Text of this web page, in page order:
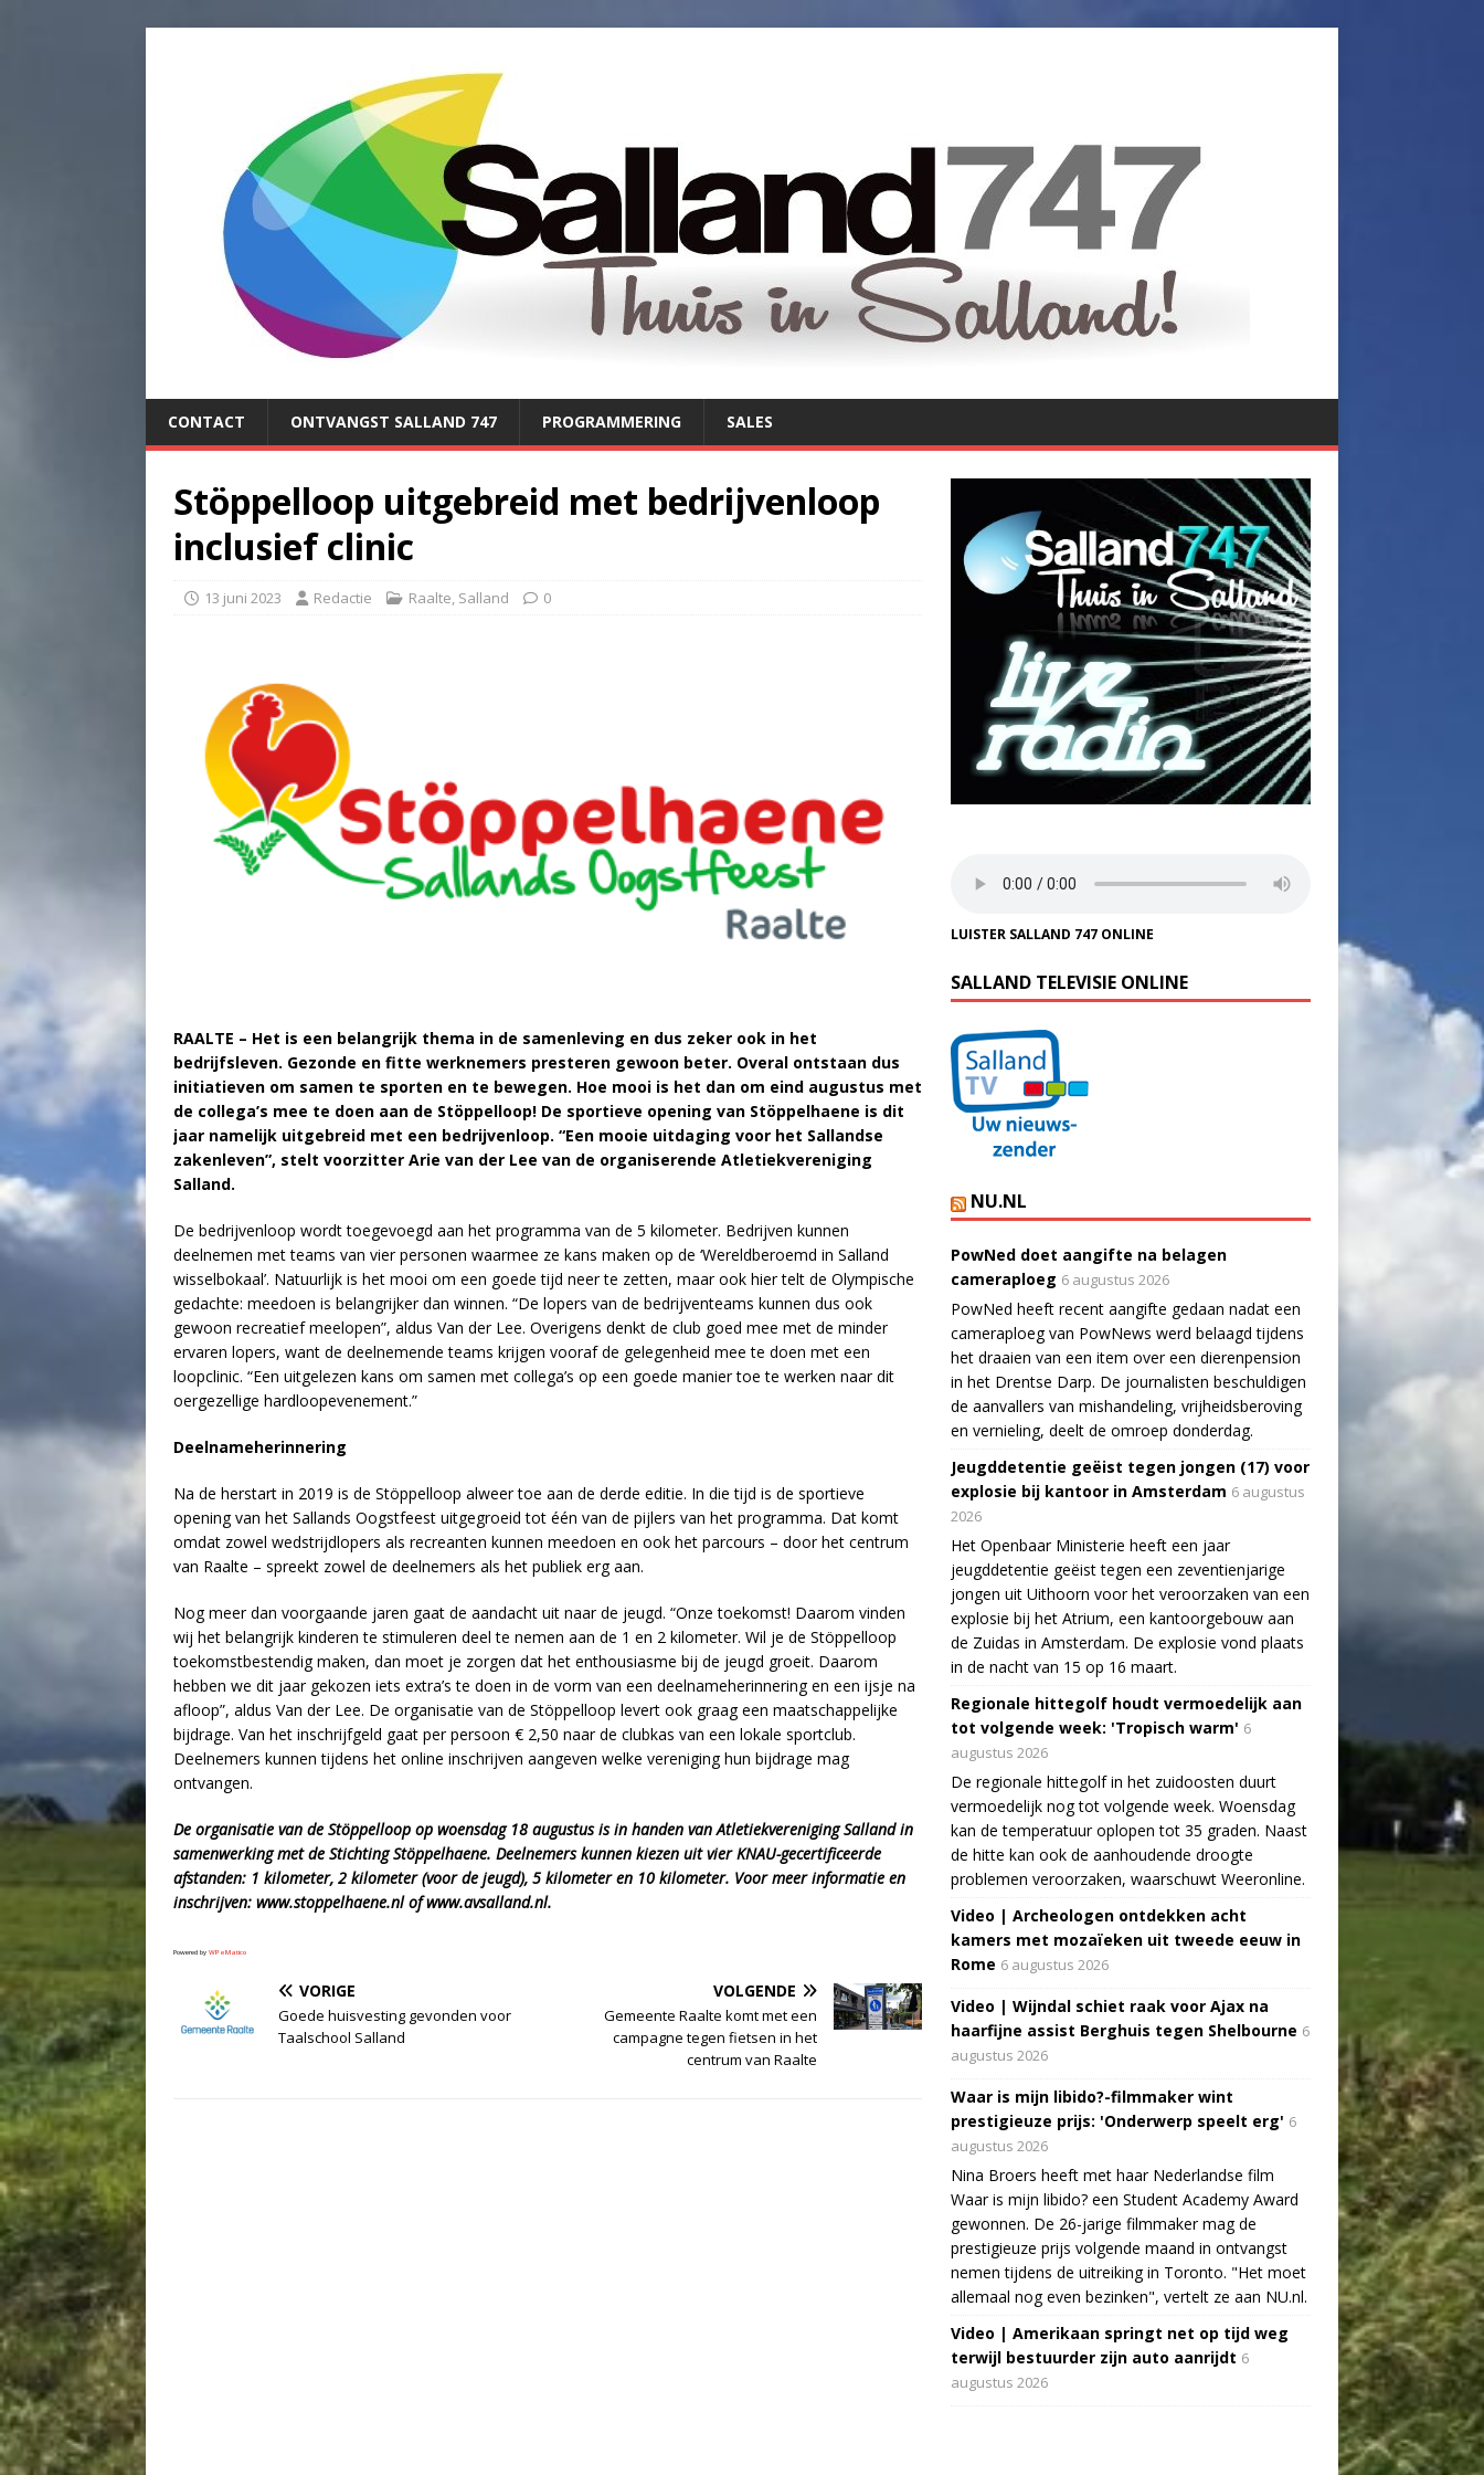
CONTACT ONTVANGST SALLAND 747 PROGRAMMERING SALES
Stöppelloop uitgebreid met bedrijvenloop
inclusief clinic
13 juni 2023 Redactie Raalte, Salland 0
RAALTE – Het is een belangrijk thema in de samenleving en dus zeker ook in het
bedrijfsleven. Gezonde en fitte werknemers presteren gewoon beter. Overal ontstaan dus
initiatieven om samen te sporten en te bewegen. Hoe mooi is het dan om eind augustus met
de collega’s mee te doen aan de Stöppelloop! De sportieve opening van Stöppelhaene is dit
jaar namelijk uitgebreid met een bedrijvenloop. “Een mooie uitdaging voor het Sallandse
zakenleven”, stelt voorzitter Arie van der Lee van de organiserende Atletiekvereniging
Salland.
De bedrijvenloop wordt toegevoegd aan het programma van de 5 kilometer. Bedrijven kunnen
deelnemen met teams van vier personen waarmee ze kans maken op de ‘Wereldberoemd in Salland
wisselbokaal’. Natuurlijk is het mooi om een goede tijd neer te zetten, maar ook hier telt de Olympische
gedachte: meedoen is belangrijker dan winnen. “De lopers van de bedrijventeams kunnen dus ook
gewoon recreatief meelopen”, aldus Van der Lee. Overigens denkt de club goed mee met de minder
ervaren lopers, want de deelnemende teams krijgen vooraf de gelegenheid mee te doen met een
loopclinic. “Een uitgelezen kans om samen met collega’s op een goede manier toe te werken naar dit
oergezellige hardloopevenement.”
Deelnameherinnering
Na de herstart in 2019 is de Stöppelloop alweer toe aan de derde editie. In die tijd is de sportieve
opening van het Sallands Oogstfeest uitgegroeid tot één van de pijlers van het programma. Dat komt
omdat zowel wedstrijdlopers als recreanten kunnen meedoen en ook het parcours – door het centrum
van Raalte – spreekt zowel de deelnemers als het publiek erg aan.
Nog meer dan voorgaande jaren gaat de aandacht uit naar de jeugd. “Onze toekomst! Daarom vinden
wij het belangrijk kinderen te stimuleren deel te nemen aan de 1 en 2 kilometer. Wil je de Stöppelloop
toekomstbestendig maken, dan moet je zorgen dat het enthousiasme bij de jeugd groeit. Daarom
hebben we dit jaar gekozen iets extra’s te doen in de vorm van een deelnameherinnering en een ijsje na
afloop”, aldus Van der Lee. De organisatie van de Stöppelloop levert ook graag een maatschappelijke
bijdrage. Van het inschrijfgeld gaat per persoon € 2,50 naar de clubkas van een lokale sportclub.
Deelnemers kunnen tijdens het online inschrijven aangeven welke vereniging hun bijdrage mag
ontvangen.
De organisatie van de Stöppelloop op woensdag 18 augustus is in handen van Atletiekvereniging Salland in
samenwerking met de Stichting Stöppelhaene. Deelnemers kunnen kiezen uit vier KNAU-gecertificeerde
afstanden: 1 kilometer, 2 kilometer (voor de jeugd), 5 kilometer en 10 kilometer. Voor meer informatie en
inschrijven: www.stoppelhaene.nl of www.avsalland.nl.
Powered by WPeMatico
VORIGE
Goede huisvesting gevonden voor
Taalschool Salland
VOLGENDE
Gemeente Raalte komt met een
campagne tegen fietsen in het
centrum van Raalte
LUISTER SALLAND 747 ONLINE
SALLAND TELEVISIE ONLINE
NU.NL
PowNed doet aangifte na belagen
cameraploeg 6 augustus 2026
PowNed heeft recent aangifte gedaan nadat een
cameraploeg van PowNews werd belaagd tijdens
het draaien van een item over een dierenpension
in het Drentse Darp. De journalisten beschuldigen
de aanvallers van mishandeling, vrijheidsberoving
en vernieling, deelt de omroep donderdag.
Jeugddetentie geëist tegen jongen (17) voor
explosie bij kantoor in Amsterdam 6 augustus
2026
Het Openbaar Ministerie heeft een jaar
jeugddetentie geëist tegen een zeventienjarige
jongen uit Uithoorn voor het veroorzaken van een
explosie bij het Atrium, een kantoorgebouw aan
de Zuidas in Amsterdam. De explosie vond plaats
in de nacht van 15 op 16 maart.
Regionale hittegolf houdt vermoedelijk aan
tot volgende week: 'Tropisch warm' 6
augustus 2026
De regionale hittegolf in het zuidoosten duurt
vermoedelijk nog tot volgende week. Woensdag
kan de temperatuur oplopen tot 35 graden. Naast
de hitte kan ook de aanhoudende droogte
problemen veroorzaken, waarschuwt Weeronline.
Video | Archeologen ontdekken acht
kamers met mozaïeken uit tweede eeuw in
Rome 6 augustus 2026
Video | Wijndal schiet raak voor Ajax na
haarfijne assist Berghuis tegen Shelbourne 6
augustus 2026
Waar is mijn libido?-filmmaker wint
prestigieuze prijs: 'Onderwerp speelt erg' 6
augustus 2026
Nina Broers heeft met haar Nederlandse film
Waar is mijn libido? een Student Academy Award
gewonnen. De 26-jarige filmmaker mag de
prestigieuze prijs volgende maand in ontvangst
nemen tijdens de uitreiking in Toronto. "Het moet
allemaal nog even bezinken", vertelt ze aan NU.nl.
Video | Amerikaan springt net op tijd weg
terwijl bestuurder zijn auto aanrijdt 6
augustus 2026